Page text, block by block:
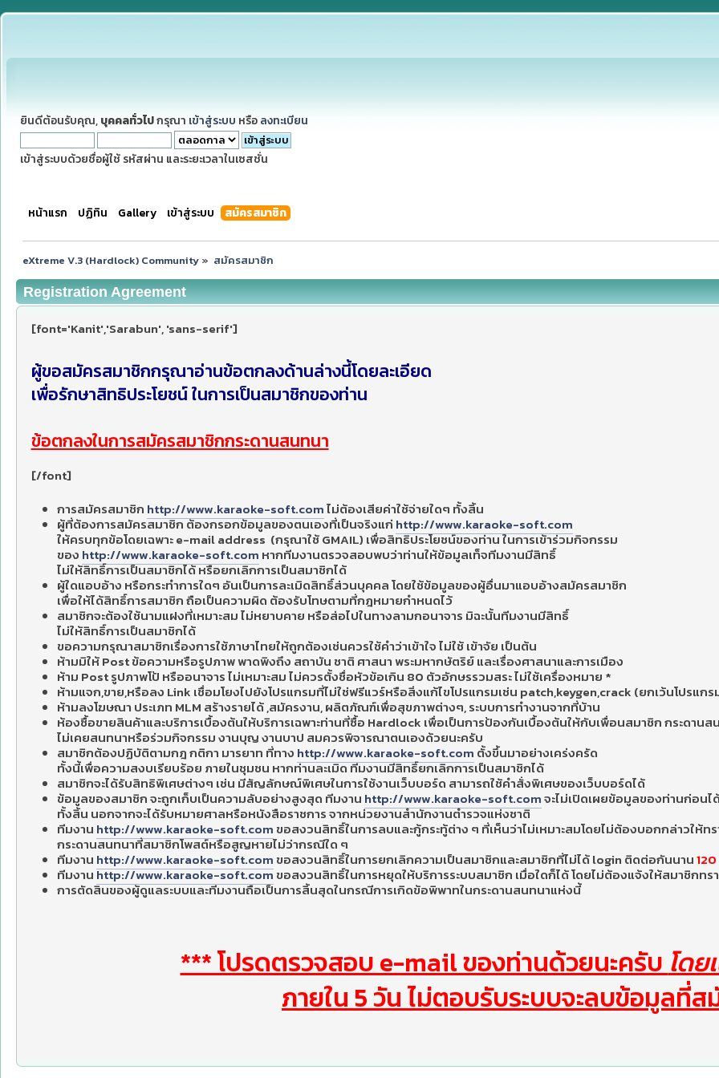
ยินดีต้อนรับคุณ, บุคคลทั่วไปกรุณา เข้าสู่ระบบ หรือ ลงทะเบียน
เข้าสู่ระบบด้วยชื่อผู้ใช้ รหัสผ่าน และระยะเวลาในเซสชั่น
หน้าแรก ปฏิทิน Gallery เข้าสู่ระบบ สมัครสมาชิก
eXtreme V.3 (Hardlock) Community» สมัครสมาชิก
Registration Agreement
[font='Kanit','Sarabun', 'sans-serif']
ผู้ขอสมัครสมาชิกกรุณาอ่านข้อตกลงด้านล่างนี้โดยละเอียด
เพื่อรักษาสิทธิประโยชน์ ในการเป็นสมาชิกของท่าน
ข้อตกลงในการสมัครสมาชิกกระดานสนทนา
[/font]
การสมัครสมาชิก http://www.karaoke-soft.comไม่ต้องเสียค่าใช้จ่ายใดๆ ทั้งสิ้น
ผู้ที่ต้องการสมัครสมาชิก ต้องกรอกข้อมูลของตนเองที่เป็นจริงแก่ http://www.karaoke-soft.com
ให้ครบทุกข้อโดยเฉพาะ e-mail address (กรุณาใช้ GMAIL) เพื่อสิทธิประโยชน์ของท่าน ในการเข้าร่วมกิจกรรม
ของ http://www.karaoke-soft.com หากทีมงานตรวจสอบพบว่าท่านให้ข้อมูลเท็จทีมงานมีสิทธิ์
ไม่ให้สิทธิ์การเป็นสมาชิกได้ หรือยกเลิกการเป็นสมาชิกได้
ผู้ใดแอบอ้าง หรือกระทำการใดๆ อันเป็นการละเมิดสิทธิ์ส่วนบุคคล โดยใช้ข้อมูลของผู้อื่นมาแอบอ้างสมัครสมาชิก
เพื่อให้ได้สิทธิ์การสมาชิก ถือเป็นความผิด ต้องรับโทษตามที่กฎหมายกำหนดไว้
สมาชิกจะต้องใช้นามแฝงที่เหมาะสม ไม่หยาบคาย หรือส่อไปในทางลามกอนาจาร มิฉะนั้นทีมงานมีสิทธิ์
ไม่ให้สิทธิ์การเป็นสมาชิกได้
ขอความกรุณาสมาชิกเรื่องการใช้ภาษาไทยให้ถูกต้องเช่นควรใช้คำว่าเข้าใจ ไม่ใช้ เข้าจัย เป็นต้น
ห้ามมิให้ Post ข้อความหรือรูปภาพ พาดพิงถึง สถาบัน ชาติ ศาสนา พระมหากษัตริย์ และเรื่องศาสนาและการเมือง
ห้าม Post รูปภาพโป้ หรืออนาจาร ไม่เหมาะสม ไม่ควรตั้งชื่อหัวข้อเกิน 80 ตัวอักษรรวมสระ ไม่ใช้เครื่องหมาย *
ห้ามแจก,ขาย,หรือลง Link เชื่อมโยงไปยังโปรแกรมที่ไม่ใช่ฟรีแวร์หรือสิ่งแก้ไขโปรแกรมเช่น patch,keygen,crack (ยกเว้นโปรแก
ห้ามลงโฆษณา ประเภท MLM สร้างรายได้ ,สมัครงาน, ผลิตภัณฑ์เพื่อสุขภาพต่างๆ, ระบบการทำงานจากที่บ้าน
ห้องซื้อขายสินค้าและบริการเบื้องต้นให้บริการเฉพาะท่านที่ซื้อ Hardlock เพื่อเป็นการป้องกันเบื้องต้นให้กับเพื่อนสมาชิก กระดาน
ไม่เคยสนทนาหรือร่วมกิจกรรม งานบุญ งานบาป สมควรพิจารณาตนเองด้วยนะครับ
สมาชิกต้องปฏิบัติตามกฎ กติกา มารยาท ที่ทาง http://www.karaoke-soft.com ตั้งขึ้นมาอย่างเคร่งครัด
ทั้งนี้เพื่อความสงบเรียบร้อย ภายในชุมชน หากท่านละเมิด ทีมงานมีสิทธิ์ยกเลิกการเป็นสมาชิกได้
สมาชิกจะได้รับสิทธิพิเศษต่างๆ เช่น มีสัญลักษณ์พิเศษในการใช้งานเว็บบอร์ด สามารถใช้คำสั่งพิเศษของเว็บบอร์ดได้
ข้อมูลของสมาชิก จะถูกเก็บเป็นความลับอย่างสูงสุด ทีมงาน http://www.karaoke-soft.comจะไม่เปิดเผยข้อมูลของท่านก่อน
ทั้งสิ้น นอกจากจะได้รับหมายศาลหรือหนังสือราชการ จากหน่วยงานสำนักงานตำรวจแห่งชาติ
ทีมงาน http://www.karaoke-soft.com ขอสงวนสิทธิ์ในการลบและกู้กระทู้ต่าง ๆ ที่เห็นว่าไม่เหมาะสมโดยไม่ต้องบอกกล่าวใ
กระดานสนทนาที่สมาชิกโพสต์หรือสูญหายไม่ว่ากรณีใด ๆ
ทีมงาน http://www.karaoke-soft.com ขอสงวนสิทธิ์ในการยกเลิกความเป็นสมาชิกและสมาชิกที่ไม่ได้ login ติดต่อกันนาน120
ทีมงานhttp://www.karaoke-soft.comขอสงวนสิทธิ์ในการหยุดให้บริการระบบสมาชิก เมื่อใดก็ได้ โดยไม่ต้องแจ้งให้สมาชิกทร
การตัดสินของผู้ดูแลระบบและทีมงานถือเป็นการสิ้นสุดในกรณีการเกิดข้อพิพาทในกระดานสนทนาแห่งนี้
*** โปรดตรวจสอบ e-mail ของท่านด้วยนะครับโดย
ภายใน 5 วัน ไม่ตอบรับระบบจะลบข้อมูลที่